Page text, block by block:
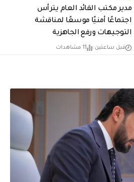
مدير مكتب القائد العام يترأس
اجتماعًا أمنيًا موسعًا لمناقشة
التوجيهات ورفع الجاهزية
قبل ساعتين 11 مشاهدات